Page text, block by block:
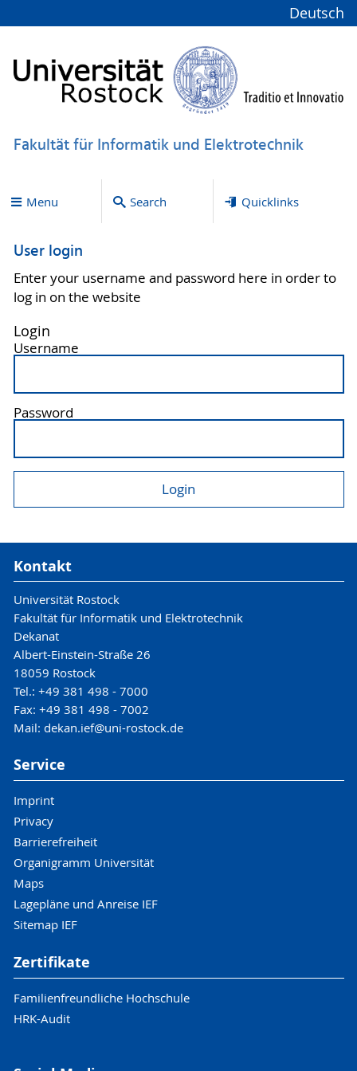
Deutsch
Fakultät für Informatik und Elektrotechnik
Menu Search Quicklinks
User login
Enter your username and password here in order to
log in on the website
Login
Username
Password
Kontakt
Universität Rostock
Fakultät für Informatik und Elektrotechnik
Dekanat
Albert-Einstein-Straße 26
18059 Rostock
Tel.: +49 381 498 - 7000
Fax: +49 381 498 - 7002
Mail: dekan.ief@uni-rostock.de
Service
Imprint
Privacy
Barrierefreiheit
Organigramm Universität
Maps
Lagepläne und Anreise IEF
Sitemap IEF
Zertifikate
Familienfreundliche Hochschule
HRK-Audit